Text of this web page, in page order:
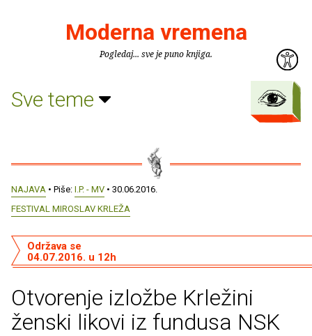
Moderna vremena
Pogledaj... sve je puno knjiga.
Sve teme
NAJAVA • Piše: I.P. - MV • 30.06.2016.
FESTIVAL MIROSLAV KRLEŽA
Otvorenje izložbe Krležini
ženski likovi iz fundusa NSK
Održava se
04.07.2016. u 12h